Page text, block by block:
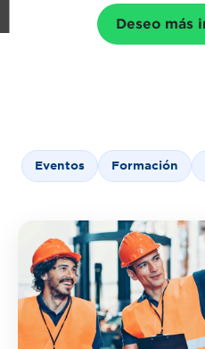
Deseo más
Eventos Formación